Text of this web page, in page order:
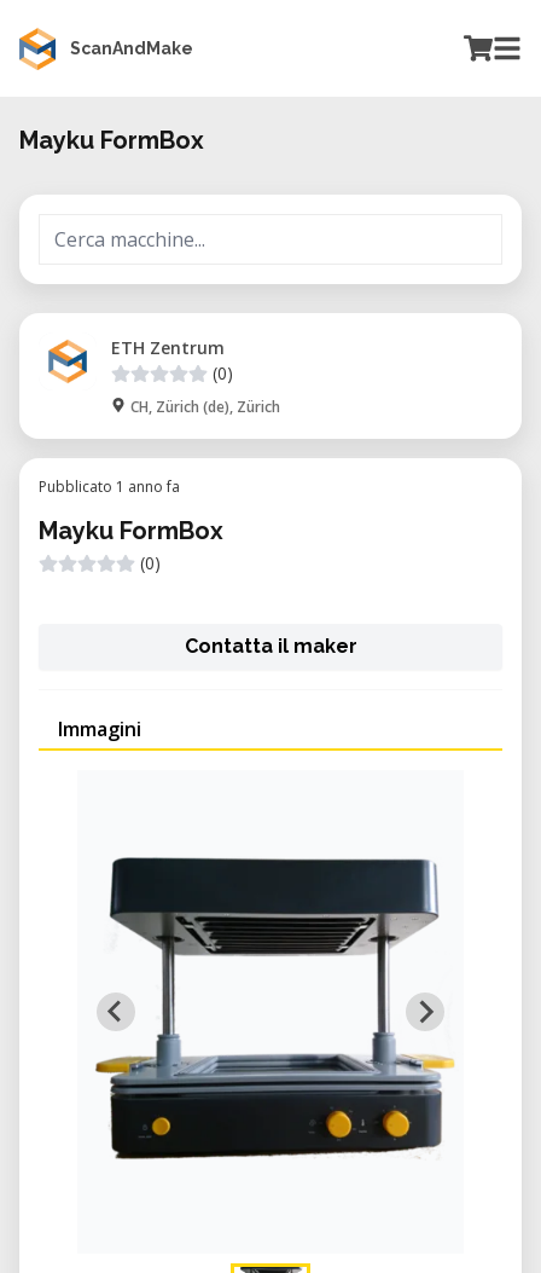
ScanAndMake
Mayku FormBox
ETH Zentrum
(0)
CH, Zürich (de), Zürich
Pubblicato 1 anno fa
Mayku FormBox
(0)
Contatta il maker
Immagini